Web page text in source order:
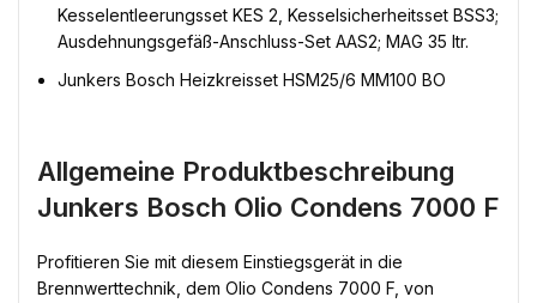
Kesselentleerungsset KES 2, Kesselsicherheitsset BSS3;
Ausdehnungsgefäß-Anschluss-Set AAS2; MAG 35 ltr.
Junkers Bosch Heizkreisset HSM25/6 MM100 BO
Allgemeine Produktbeschreibung
Junkers Bosch Olio Condens 7000 F
Profitieren Sie mit diesem Einstiegsgerät in die
Brennwerttechnik, dem Olio Condens 7000 F, von